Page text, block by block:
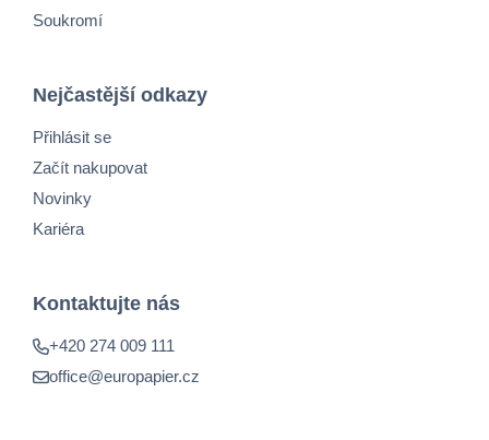
Soukromí
Nejčastější odkazy
Přihlásit se
Začít nakupovat
Novinky
Kariéra
Kontaktujte nás
+420 274 009 111
office@europapier.cz